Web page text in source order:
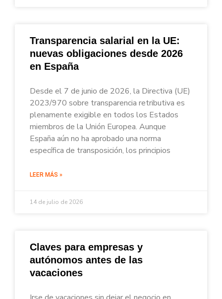
Transparencia salarial en la UE:
nuevas obligaciones desde 2026
en España
Desde el 7 de junio de 2026, la Directiva (UE)
2023/970 sobre transparencia retributiva es
plenamente exigible en todos los Estados
miembros de la Unión Europea. Aunque
España aún no ha aprobado una norma
específica de transposición, los principios
LEER MÁS »
14 de julio de 2026
Claves para empresas y
autónomos antes de las
vacaciones